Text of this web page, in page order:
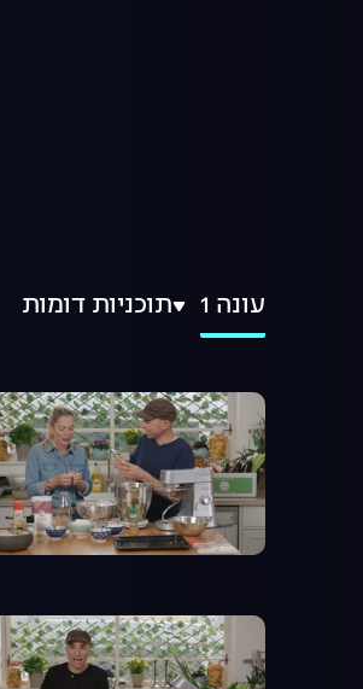
עונה 1 תוכניות דומות